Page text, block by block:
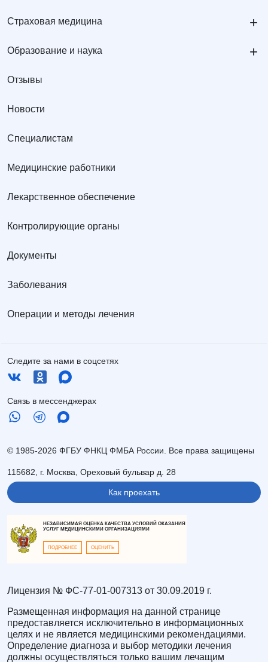
Страховая медицина +
Образование и наука +
Отзывы
Новости
Специалистам
Медицинские работники
Лекарственное обеспечение
Контролирующие органы
Документы
Заболевания
Операции и методы лечения
Следите за нами в соцсетях
Связь в мессенджерах
© 1985-2026 ФГБУ ФНКЦ ФМБА России. Все права защищены
115682, г. Москва, Ореховый бульвар д. 28
Как проехать
НЕЗАВИСИМАЯ ОЦЕНКА КАЧЕСТВА УСЛОВИЙ ОКАЗАНИЯ
УСЛУГ МЕДИЦИНСКИМИ ОРГАНИЗАЦИЯМИ
ПОДРОБНЕЕ ОЦЕНИТЬ
Лицензия № ФС-77-01-007313 от 30.09.2019 г.
Размещенная информация на данной странице
предоставляется исключительно в информационных
целях и не является медицинскими рекомендациями.
Определение диагноза и выбор методики лечения
должны осуществляться только вашим лечащим